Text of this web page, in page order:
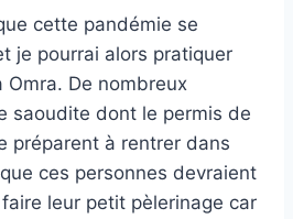
cette pandémie se
je pourrai alors pratiquer
De nombreux
saoudite dont le permis de
préparent à rentrer dans
ces personnes devraient
leur petit pèlerinage car